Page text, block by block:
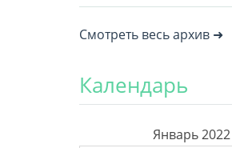
Смотреть весь архив ➜
Календарь
Январь 2022